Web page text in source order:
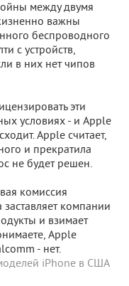
между двумя
важны
беспроводного
с устройств,
в них нет чипов
эти
условиях - и Apple
Apple считает,
и прекратила
не будет решен.
комиссия
компании
и взимает
Apple
- нет.
iPhone в США